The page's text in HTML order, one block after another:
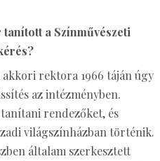
a Színművészeti
rektora 1966 táján úgy
az intézményben.
rendezőket, és
világszínházban történik.
általam szerkesztett